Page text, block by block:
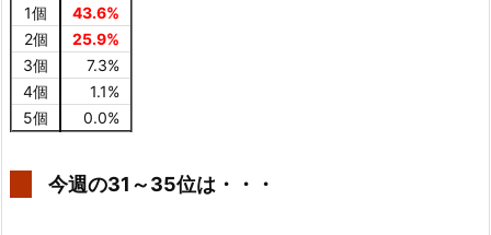
1個
43.6%
2個
25.9%
3個
7.3%
4個
1.1%
5個
0.0%
今週の31～35位は・・・